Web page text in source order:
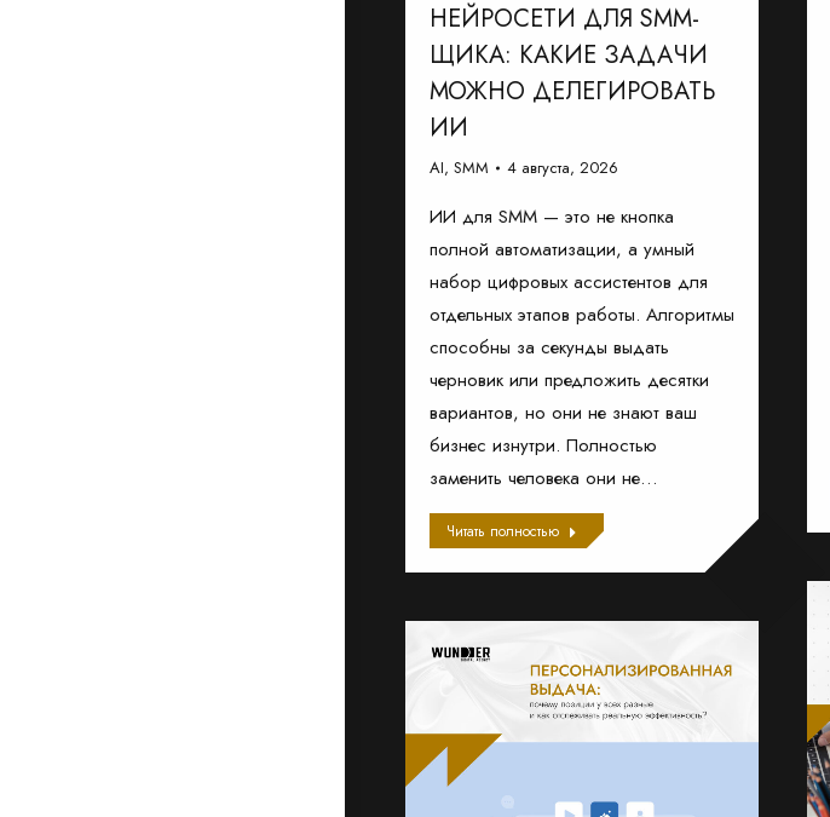
НЕЙРОСЕТИ ДЛЯ SMM-
ЩИКА: КАКИЕ ЗАДАЧИ
МОЖНО ДЕЛЕГИРОВАТЬ
ИИ
AI, SMM 4 августа, 2026
ИИ для SMM — это не кнопка
полной автоматизации, а умный
набор цифровых ассистентов для
отдельных этапов работы. Алгоритмы
способны за секунды выдать
черновик или предложить десятки
вариантов, но они не знают ваш
бизнес изнутри. Полностью
заменить человека они не…
Читать полностью